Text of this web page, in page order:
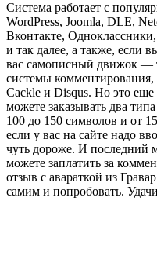
Система работает с
WordPress, Joomla, DLE,
Вконтакте,
и так далее, а также, если
вас самописный движок —
системы
Cackle и Disqus. Но это
можете заказывать два
100 до 150 символов и от
если у вас на сайте надо
чуть дороже. И
можете заплатить за
отзыв с авараткой из
самим и попробовать.